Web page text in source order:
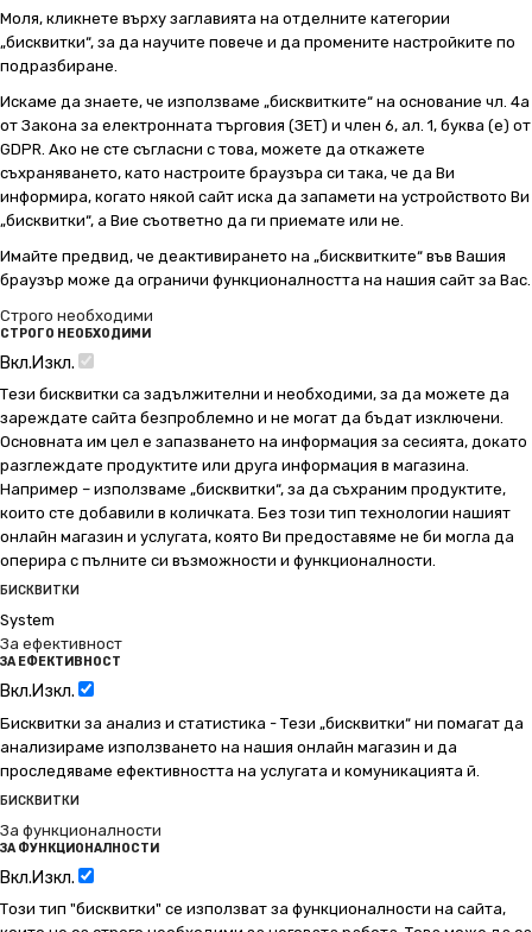
Моля, кликнете върху заглавията на отделните категории
„бисквитки“, за да научите повече и да промените настройките по
подразбиране.
Искаме да знаете, че използваме „бисквитките“ на основание чл. 4а
от Закона за електронната търговия (ЗЕТ) и член 6, ал. 1, буква (е) от
GDPR. Ако не сте съгласни с това, можете да откажете
съхраняването, като настроите браузъра си така, че да Ви
информира, когато някой сайт иска да запамети на устройството Ви
„бисквитки“, а Вие съответно да ги приемате или не.
Имайте предвид, че деактивирането на „бисквитките“ във Вашия
браузър може да ограничи функционалността на нашия сайт за Вас.
Строго необходими
СТРОГО НЕОБХОДИМИ
Вкл.Изкл.
Тези бисквитки са задължителни и необходими, за да можете да
зареждате сайта безпроблемно и не могат да бъдат изключени.
Основната им цел е запазването на информация за сесията, докато
разглеждате продуктите или друга информация в магазина.
Например – използваме „бисквитки“, за да съхраним продуктите,
които сте добавили в количката. Без този тип технологии нашият
онлайн магазин и услугата, която Ви предоставяме не би могла да
оперира с пълните си възможности и функционалности.
БИСКВИТКИ
System
За ефективност
ЗА ЕФЕКТИВНОСТ
Вкл.Изкл.
Бисквитки за анализ и статистика - Тези „бисквитки“ ни помагат да
анализираме използването на нашия онлайн магазин и да
проследяваме ефективността на услугата и комуникацията й.
БИСКВИТКИ
За функционалности
ЗА ФУНКЦИОНАЛНОСТИ
Вкл.Изкл.
Този тип "бисквитки" се използват за функционалности на сайта,